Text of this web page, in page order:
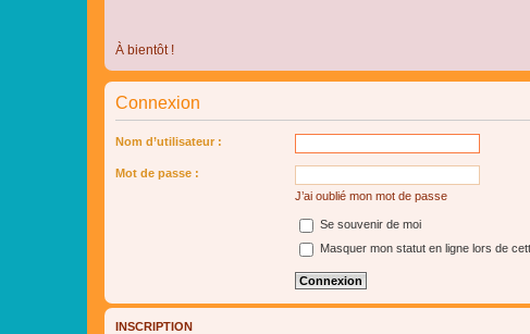
À bientôt !
Connexion
Nom d’utilisateur :
Mot de passe :
J’ai oublié mon mot de passe
Se souvenir de moi
Masquer mon statut en ligne lors de
INSCRIPTION